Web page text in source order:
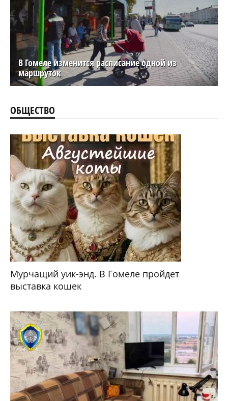
В Гомеле изменится расписание одной из
маршруток
ОБЩЕСТВО
Мурчащий уик-энд. В Гомеле пройдет
выставка кошек